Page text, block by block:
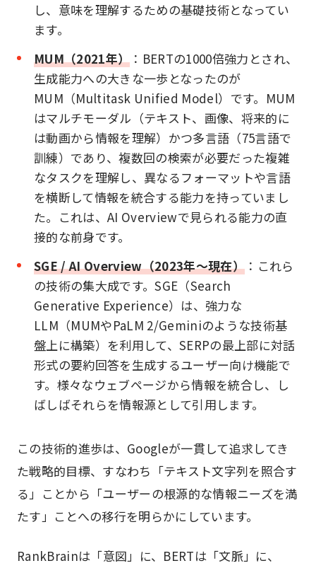
し、意味を理解するための基礎技術となってい
ます。
MUM（2021年） ：BERTの1000倍強力とされ、
生成能力への大きな一歩となったのが
MUM（Multitask Unified Model）です。MUM
はマルチモーダル（テキスト、画像、将来的に
は動画から情報を理解）かつ多言語（75言語で
訓練）であり、複数回の検索が必要だった複雑
なタスクを理解し、異なるフォーマットや言語
を横断して情報を統合する能力を持っていまし
た。これは、AI Overviewで見られる能力の直
接的な前身です。
SGE / AI Overview（2023年～現在） ：これら
の技術の集大成です。SGE（Search
Generative Experience）は、強力な
LLM（MUMやPaLM 2/Geminiのような技術基
盤上に構築）を利用して、SERPの最上部に対話
形式の要約回答を生成するユーザー向け機能で
す。様々なウェブページから情報を統合し、し
ばしばそれらを情報源として引用します。
この技術的進歩は、Googleが一貫して追求してき
た戦略的目標、すなわち「テキスト文字列を照合す
る」ことから「ユーザーの根源的な情報ニーズを満
たす」ことへの移行を明らかにしています。
RankBrainは「意図」に、BERTは「文脈」に、